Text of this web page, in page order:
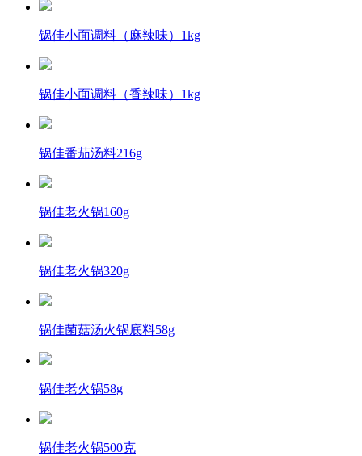
锅佳小面调料（麻辣味）1kg
锅佳小面调料（香辣味）1kg
锅佳番茄汤料216g
锅佳老火锅160g
锅佳老火锅320g
锅佳菌菇汤火锅底料58g
锅佳老火锅58g
锅佳老火锅500克